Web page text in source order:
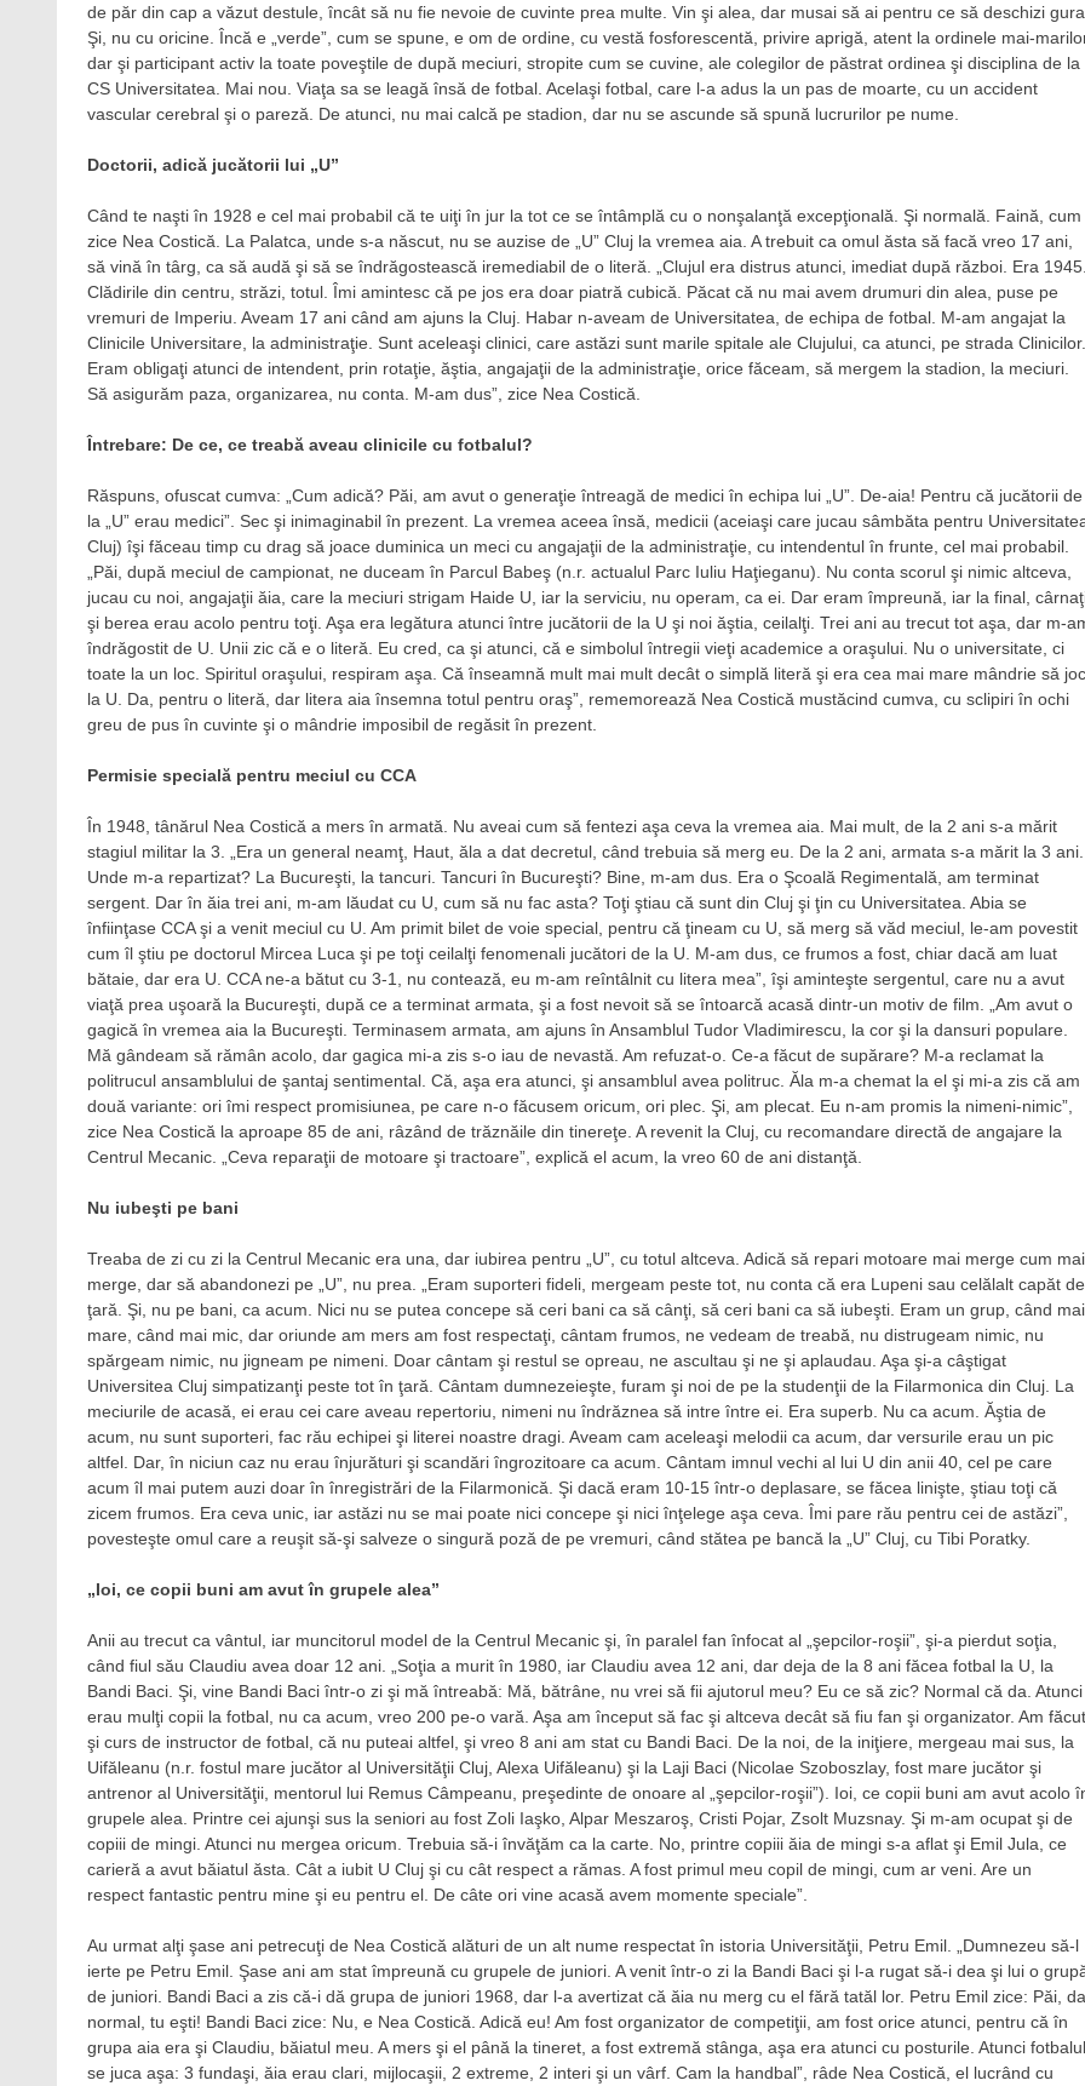
de păr din cap a văzut destule, încât să nu fie nevoie de cuvinte prea multe. Vin şi alea, dar musai să ai pentru ce să deschizi gura.
Şi, nu cu oricine. Încă e „verde”, cum se spune, e om de ordine, cu vestă fosforescentă, privire aprigă, atent la ordinele mai-
dar şi participant activ la toate poveştile de după meciuri, stropite cum se cuvine, ale colegilor de păstrat ordinea şi disciplina de la
CS Universitatea. Mai nou. Viaţa sa se leagă însă de fotbal. Acelaşi fotbal, care l-a adus la un pas de moarte, cu un accident
vascular cerebral şi o pareză. De atunci, nu mai calcă pe stadion, dar nu se ascunde să spună lucrurilor pe nume.
Doctorii, adică jucătorii lui „U”
Când te naşti în 1928 e cel mai probabil că te uiţi în jur la tot ce se întâmplă cu o nonşalanţă excepţională. Şi normală. Faină, cum
zice Nea Costică. La Palatca, unde s-a născut, nu se auzise de „U” Cluj la vremea aia. A trebuit ca omul ăsta să facă vreo 17 ani,
să vină în târg, ca să audă şi să se îndrăgostească iremediabil de o literă. „Clujul era distrus atunci, imediat după război. Era 1945.
Clădirile din centru, străzi, totul. Îmi amintesc că pe jos era doar piatră cubică. Păcat că nu mai avem drumuri din alea, puse pe
vremuri de Imperiu. Aveam 17 ani când am ajuns la Cluj. Habar n-aveam de Universitatea, de echipa de fotbal. M-am angajat la
Clinicile Universitare, la administraţie. Sunt aceleaşi clinici, care astăzi sunt marile spitale ale Clujului, ca atunci, pe strada Clinicilor.
Eram obligaţi atunci de intendent, prin rotaţie, ăştia, angajaţii de la administraţie, orice făceam, să mergem la stadion, la meciuri.
Să asigurăm paza, organizarea, nu conta. M-am dus”, zice Nea Costică.
Întrebare: De ce, ce treabă aveau clinicile cu fotbalul?
Răspuns, ofuscat cumva: „Cum adică? Păi, am avut o generaţie întreagă de medici în echipa lui „U”. De-aia! Pentru că jucătorii de
la „U” erau medici”. Sec şi inimaginabil în prezent. La vremea aceea însă, medicii (aceiaşi care jucau sâmbăta pentru
Cluj) îşi făceau timp cu drag să joace duminica un meci cu angajaţii de la administraţie, cu intendentul în frunte, cel mai probabil.
„Păi, după meciul de campionat, ne duceam în Parcul Babeş (n.r. actualul Parc Iuliu Haţieganu). Nu conta scorul şi nimic altceva,
jucau cu noi, angajaţii ăia, care la meciuri strigam Haide U, iar la serviciu, nu operam, ca ei. Dar eram împreună, iar la final,
şi berea erau acolo pentru toţi. Aşa era legătura atunci între jucătorii de la U şi noi ăştia, ceilalţi. Trei ani au trecut tot aşa, dar m-
îndrăgostit de U. Unii zic că e o literă. Eu cred, ca şi atunci, că e simbolul întregii vieţi academice a oraşului. Nu o universitate, ci
toate la un loc. Spiritul oraşului, respiram aşa. Că înseamnă mult mai mult decât o simplă literă şi era cea mai mare mândrie să
la U. Da, pentru o literă, dar litera aia însemna totul pentru oraş”, rememorează Nea Costică mustăcind cumva, cu sclipiri în ochi
greu de pus în cuvinte şi o mândrie imposibil de regăsit în prezent.
Permisie specială pentru meciul cu CCA
În 1948, tânărul Nea Costică a mers în armată. Nu aveai cum să fentezi aşa ceva la vremea aia. Mai mult, de la 2 ani s-a mărit
stagiul militar la 3. „Era un general neamţ, Haut, ăla a dat decretul, când trebuia să merg eu. De la 2 ani, armata s-a mărit la 3 ani.
Unde m-a repartizat? La Bucureşti, la tancuri. Tancuri în Bucureşti? Bine, m-am dus. Era o Şcoală Regimentală, am terminat
sergent. Dar în ăia trei ani, m-am lăudat cu U, cum să nu fac asta? Toţi ştiau că sunt din Cluj şi ţin cu Universitatea. Abia se
înfiinţase CCA şi a venit meciul cu U. Am primit bilet de voie special, pentru că ţineam cu U, să merg să văd meciul, le-am povestit
cum îl ştiu pe doctorul Mircea Luca şi pe toţi ceilalţi fenomenali jucători de la U. M-am dus, ce frumos a fost, chiar dacă am luat
bătaie, dar era U. CCA ne-a bătut cu 3-1, nu contează, eu m-am reîntâlnit cu litera mea”, îşi aminteşte sergentul, care nu a avut
viaţă prea uşoară la Bucureşti, după ce a terminat armata, şi a fost nevoit să se întoarcă acasă dintr-un motiv de film. „Am avut o
gagică în vremea aia la Bucureşti. Terminasem armata, am ajuns în Ansamblul Tudor Vladimirescu, la cor şi la dansuri populare.
Mă gândeam să rămân acolo, dar gagica mi-a zis s-o iau de nevastă. Am refuzat-o. Ce-a făcut de supărare? M-a reclamat la
politrucul ansamblului de şantaj sentimental. Că, aşa era atunci, şi ansamblul avea politruc. Ăla m-a chemat la el şi mi-a zis că am
două variante: ori îmi respect promisiunea, pe care n-o făcusem oricum, ori plec. Şi, am plecat. Eu n-am promis la nimeni-nimic”,
zice Nea Costică la aproape 85 de ani, râzând de trăznăile din tinereţe. A revenit la Cluj, cu recomandare directă de angajare la
Centrul Mecanic. „Ceva reparaţii de motoare şi tractoare”, explică el acum, la vreo 60 de ani distanţă.
Nu iubeşti pe bani
Treaba de zi cu zi la Centrul Mecanic era una, dar iubirea pentru „U”, cu totul altceva. Adică să repari motoare mai merge cum mai
merge, dar să abandonezi pe „U”, nu prea. „Eram suporteri fideli, mergeam peste tot, nu conta că era Lupeni sau celălalt capăt de
ţară. Şi, nu pe bani, ca acum. Nici nu se putea concepe să ceri bani ca să cânţi, să ceri bani ca să iubeşti. Eram un grup, când mai
mare, când mai mic, dar oriunde am mers am fost respectaţi, cântam frumos, ne vedeam de treabă, nu distrugeam nimic, nu
spărgeam nimic, nu jigneam pe nimeni. Doar cântam şi restul se opreau, ne ascultau şi ne şi aplaudau. Aşa şi-a câştigat
Universitea Cluj simpatizanţi peste tot în ţară. Cântam dumnezeieşte, furam şi noi de pe la studenţii de la Filarmonica din Cluj. La
meciurile de acasă, ei erau cei care aveau repertoriu, nimeni nu îndrăznea să intre între ei. Era superb. Nu ca acum. Ăştia de
acum, nu sunt suporteri, fac rău echipei şi literei noastre dragi. Aveam cam aceleaşi melodii ca acum, dar versurile erau un pic
altfel. Dar, în niciun caz nu erau înjurături şi scandări îngrozitoare ca acum. Cântam imnul vechi al lui U din anii 40, cel pe care
acum îl mai putem auzi doar în înregistrări de la Filarmonică. Şi dacă eram 10-15 într-o deplasare, se făcea linişte, ştiau toţi că
zicem frumos. Era ceva unic, iar astăzi nu se mai poate nici concepe şi nici înţelege aşa ceva. Îmi pare rău pentru cei de astăzi”,
povesteşte omul care a reuşit să-şi salveze o singură poză de pe vremuri, când stătea pe bancă la „U” Cluj, cu Tibi Poratky.
„Ioi, ce copii buni am avut în grupele alea”
Anii au trecut ca vântul, iar muncitorul model de la Centrul Mecanic şi, în paralel fan înfocat al „şepcilor-roşii”, şi-a pierdut soţia,
când fiul său Claudiu avea doar 12 ani. „Soţia a murit în 1980, iar Claudiu avea 12 ani, dar deja de la 8 ani făcea fotbal la U, la
Bandi Baci. Şi, vine Bandi Baci într-o zi şi mă întreabă: Mă, bătrâne, nu vrei să fii ajutorul meu? Eu ce să zic? Normal că da. Atunci
erau mulţi copii la fotbal, nu ca acum, vreo 200 pe-o vară. Aşa am început să fac şi altceva decât să fiu fan şi organizator. Am făcut
şi curs de instructor de fotbal, că nu puteai altfel, şi vreo 8 ani am stat cu Bandi Baci. De la noi, de la iniţiere, mergeau mai sus, la
Uifăleanu (n.r. fostul mare jucător al Universităţii Cluj, Alexa Uifăleanu) şi la Laji Baci (Nicolae Szoboszlay, fost mare jucător şi
antrenor al Universităţii, mentorul lui Remus Câmpeanu, preşedinte de onoare al „şepcilor-roşii”). Ioi, ce copii buni am avut acolo
grupele alea. Printre cei ajunşi sus la seniori au fost Zoli Iaşko, Alpar Meszaroş, Cristi Pojar, Zsolt Muzsnay. Şi m-am ocupat şi de
copiii de mingi. Atunci nu mergea oricum. Trebuia să-i învăţăm ca la carte. No, printre copiii ăia de mingi s-a aflat şi Emil Jula, ce
carieră a avut băiatul ăsta. Cât a iubit U Cluj şi cu cât respect a rămas. A fost primul meu copil de mingi, cum ar veni. Are un
respect fantastic pentru mine şi eu pentru el. De câte ori vine acasă avem momente speciale”.
Au urmat alţi şase ani petrecuţi de Nea Costică alături de un alt nume respectat în istoria Universităţii, Petru Emil. „Dumnezeu să-l
ierte pe Petru Emil. Şase ani am stat împreună cu grupele de juniori. A venit într-o zi la Bandi Baci şi l-a rugat să-i dea şi lui o
de juniori. Bandi Baci a zis că-i dă grupa de juniori 1968, dar l-a avertizat că ăia nu merg cu el fără tatăl lor. Petru Emil zice: Păi, da,
normal, tu eşti! Bandi Baci zice: Nu, e Nea Costică. Adică eu! Am fost organizator de competiţii, am fost orice atunci, pentru că în
grupa aia era şi Claudiu, băiatul meu. A mers şi el până la tineret, a fost extremă stânga, aşa era atunci cu posturile. Atunci fotbalul
se juca aşa: 3 fundaşi, ăia erau clari, mijlocaşii, 2 extreme, 2 interi şi un vârf. Cam la handbal”, râde Nea Costică, el lucrând cu